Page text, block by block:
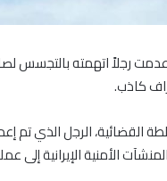
أعدمت رجلاً اتهمته
كاذب.
القضائية، الرجل الذي
الأمنية الإيرانية إلى